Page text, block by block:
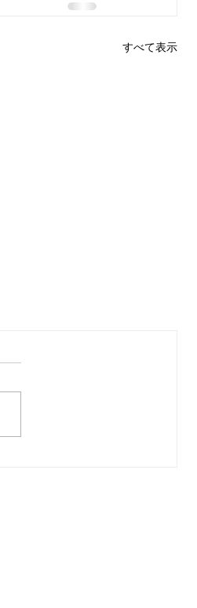
すべて表示